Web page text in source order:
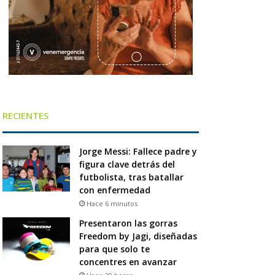
RECIENTES
Jorge Messi: Fallece padre y
figura clave detrás del
futbolista, tras batallar
con enfermedad
Hace 6 minutos
Presentaron las gorras
Freedom by Jagi, diseñadas
para que solo te
concentres en avanzar